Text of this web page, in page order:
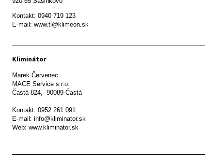
Kontakt: 0940 719 123
E-mail: www.tl@klimeon.sk
Kliminátor
Marek Červenec
MACE Service s.r.o.
Častá 824,  90089 Častá
Kontakt: 0952 261 091
E-mail: info@kliminator.sk
Web: www.kliminator.sk